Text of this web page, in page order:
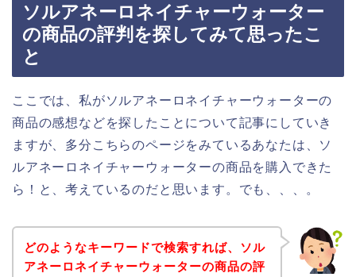
ソルアネーロネイチャーウォーター
の商品の評判を探してみて思ったこ
と
ここでは、私がソルアネーロネイチャーウォーターの
商品の感想などを探したことについて記事にしていき
ますが、多分こちらのページをみているあなたは、ソ
ルアネーロネイチャーウォーターの商品を購入できた
ら！と、考えているのだと思います。でも、、、。
どのようなキーワードで検索すれば、ソル
アネーロネイチャーウォーターの商品の評